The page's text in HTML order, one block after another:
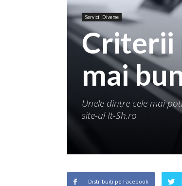
Servicii Diverse
Criterii
mai
Unele dintre cele mai
site-ul It-Sh.ro
Distribuiți pe Facebook